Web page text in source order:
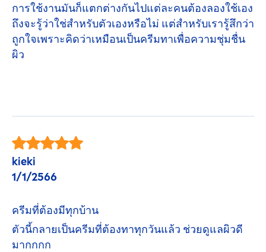
การใช้งานมันก็แตกต่างกันไปแต่ละคนต้องลองใช้เอง
ถึงจะรู้ว่าใช่สำหรับตัวเองหรือไม่ แต่สำหรับเรารู้สึกว่า
ถูกใจเพราะคิดว่าเหมือนเป็นครีมทาเพื่อความชุ่มชื่น
ผิว
kieki
1/1/2566
ครีมที่ต้องมีทุกบ้าน
ตัวนี้กลายเป็นครีมที่ต้องทาทุกวันแล้ว ช่วยดูแลผิวดี
มากกกก